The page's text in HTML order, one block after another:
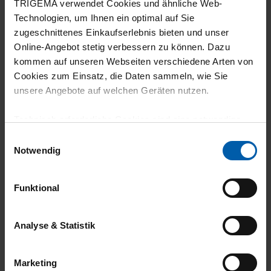
TRIGEMA verwendet Cookies und ähnliche Web-
Technologien, um Ihnen ein optimal auf Sie
zugeschnittenes Einkaufserlebnis bieten und unser
Online-Angebot stetig verbessern zu können. Dazu
kommen auf unseren Webseiten verschiedene Arten von
Cookies zum Einsatz, die Daten sammeln, wie Sie
unsere Angebote auf welchen Geräten nutzen.
grundlegende Funktionen wie etwa zur Auswahl und
gewährleisten.
Für die Darstellung personalisierter Angebote, Anzeigen
und Inhalte aufgrund Ihres Nutzerverhaltens und Ihres
Zwecke zur Analyse und Optimierung unserer
Notwendig
Funktional
Analyse & Statistik
Marketing
climate-neutral
shipping
Family business
14 day return policy
100% Made in